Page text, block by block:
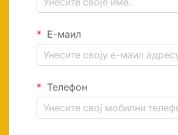
Е-маил
Телефон